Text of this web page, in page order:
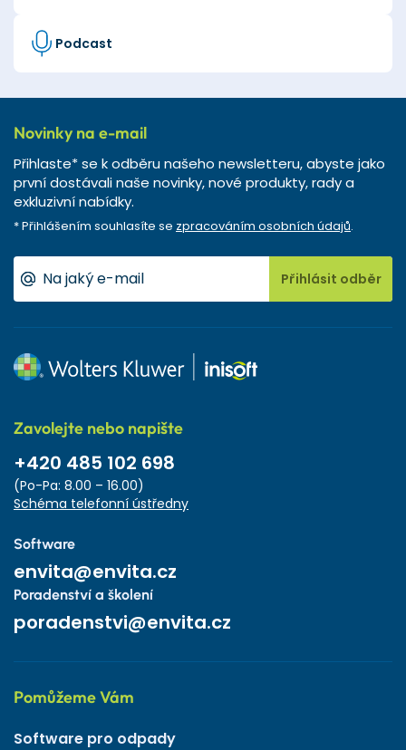
Podcast
Novinky na e-mail
Přihlaste* se k odběru našeho newsletteru, abyste jako
první dostávali naše novinky, nové produkty, rady a
exkluzivní nabídky.
* Přihlášením souhlasíte se zpracováním osobních údajů.
Přihlásit odběr
Zavolejte nebo napište
+420 485 102 698
(Po-Pa: 8.00 – 16.00)
Schéma telefonní ústředny
Software
envita@envita.cz
Poradenství a školení
poradenstvi@envita.cz
Pomůžeme Vám
Software pro odpady